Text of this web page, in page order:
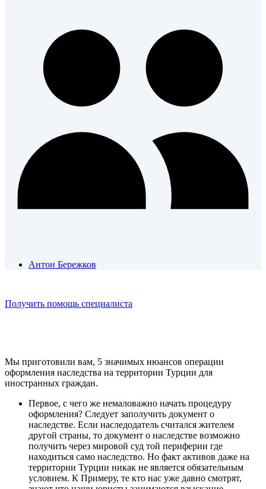
Антон Бережков
Получить помощь специалиста
Мы приготовили вам, 5 значимых нюансов операции
оформления наследства на территории Турции для
иностранных граждан.
Первое, с чего же немаловажно начать процедуру
оформления? Следует заполучить документ о
наследстве. Если наследодатель считался жителем
другой страны, то документ о наследстве возможно
получить через мировой суд той периферии где
находиться само наследство. Но факт активов даже на
территории Турции никак не является обязательным
условием. К Примеру, те кто нас уже давно смотрят,